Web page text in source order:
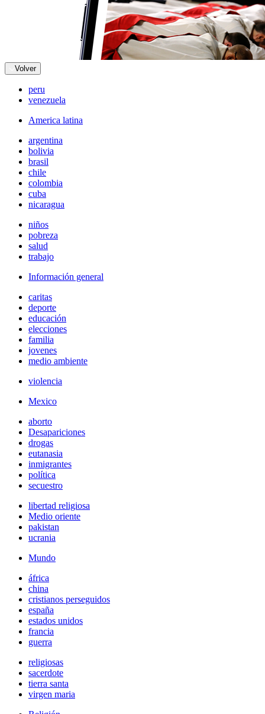
Volver
peru
venezuela
America latina
argentina
bolivia
brasil
chile
colombia
cuba
nicaragua
niños
pobreza
salud
trabajo
Información general
caritas
deporte
educación
elecciones
familia
jovenes
medio ambiente
violencia
Mexico
aborto
Desapariciones
drogas
eutanasia
inmigrantes
política
secuestro
libertad religiosa
Medio oriente
pakistan
ucrania
Mundo
áfrica
china
cristianos perseguidos
españa
estados unidos
francia
guerra
religiosas
sacerdote
tierra santa
virgen maria